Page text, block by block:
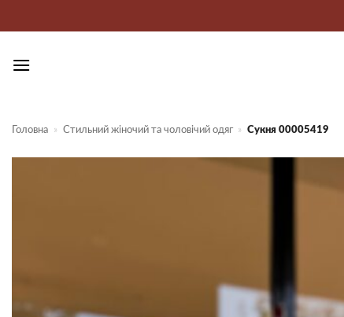
Головна » Стильний жіночий та чоловічий одяг » Сукня 00005419